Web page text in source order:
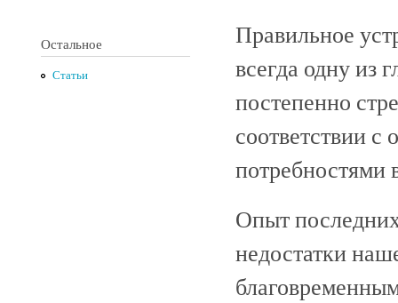
Остальное
Статьи
Правильное
всегда одну из
постепенно
соответствии
потребностями
Опыт
недостатки